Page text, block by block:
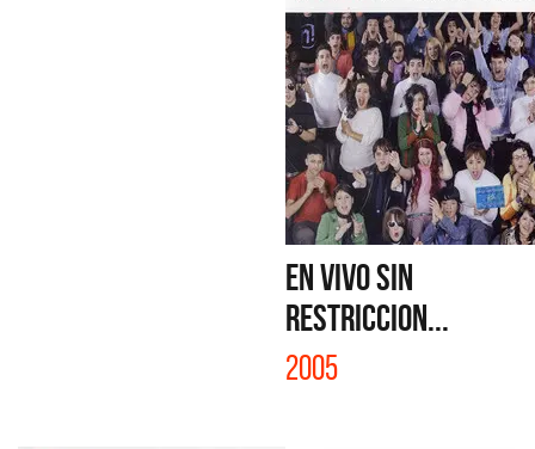
EN VIVO SIN
RESTRICCION...
2005